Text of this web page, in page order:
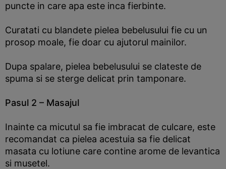
puncte in care apa este inca fierbinte.
Curatati cu blandete pielea bebelusului fie cu un
prosop moale, fie doar cu ajutorul mainilor.
Dupa spalare, pielea bebelusului se clateste de
spuma si se sterge delicat prin tamponare.
Pasul 2 – Masajul
Inainte ca micutul sa fie imbracat de culcare, este
recomandat ca pielea acestuia sa fie delicat
masata cu lotiune care contine arome de levantica
si musetel.